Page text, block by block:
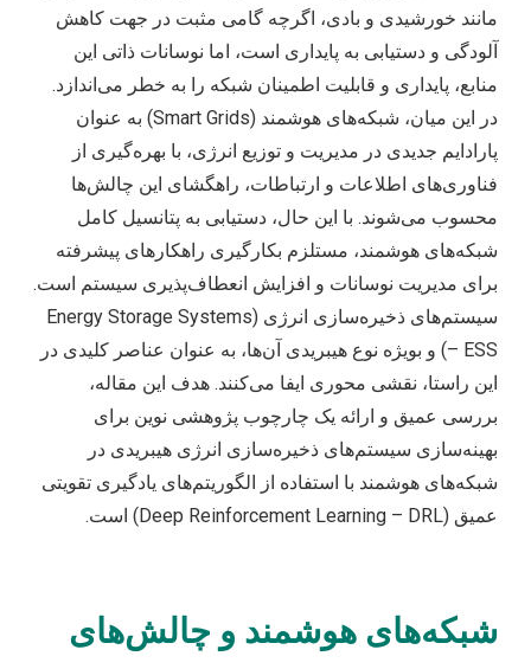
مانند خورشیدی و بادی، اگرچه گامی مثبت در جهت کاهش
آلودگی و دستیابی به پایداری است، اما نوسانات ذاتی این
منابع، پایداری و قابلیت اطمینان شبکه را به خطر می‌اندازد.
در این میان، شبکه‌های هوشمند (Smart Grids) به عنوان
پارادایم جدیدی در مدیریت و توزیع انرژی، با بهره‌گیری از
فناوری‌های اطلاعات و ارتباطات، راهگشای این چالش‌ها
محسوب می‌شوند. با این حال، دستیابی به پتانسیل کامل
شبکه‌های هوشمند، مستلزم بکارگیری راهکارهای پیشرفته
برای مدیریت نوسانات و افزایش انعطاف‌پذیری سیستم است.
سیستم‌های ذخیره‌سازی انرژی (Energy Storage Systems
– ESS) و بویژه نوع هیبریدی آن‌ها، به عنوان عناصر کلیدی در
این راستا، نقشی محوری ایفا می‌کنند. هدف این مقاله،
بررسی عمیق و ارائه یک چارچوب پژوهشی نوین برای
بهینه‌سازی سیستم‌های ذخیره‌سازی انرژی هیبریدی در
شبکه‌های هوشمند با استفاده از الگوریتم‌های یادگیری تقویتی
عمیق (Deep Reinforcement Learning – DRL) است.
شبکه‌های هوشمند و چالش‌های